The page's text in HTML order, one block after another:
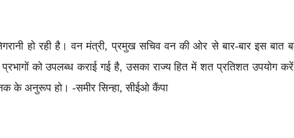
हो रही है। वन मंत्री, प्रमुख सचिव वन की ओर से बार-बार इस बात
प्रभागों को उपलब्ध कराई गई है, उसका राज्य हित में शत प्रतिशत उपयोग
के अनुरूप हो। -समीर सिन्हा, सीईओ कैंपा